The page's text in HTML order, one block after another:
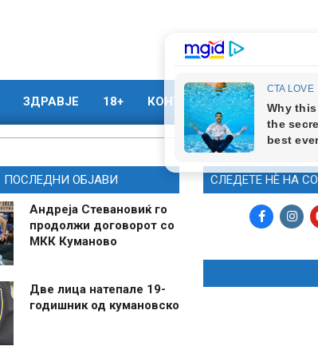
ЗДРАВЈЕ 18+ КОНТАКТ МАРКЕТИНГ
ПОСЛЕДНИ ОБЈАВИ
Андреја Стевановиќ го
продолжи договорот со
МКК Куманово
Две лица натепале 19-
годишник од кумановско
СЛЕДЕТЕ НЀ НА